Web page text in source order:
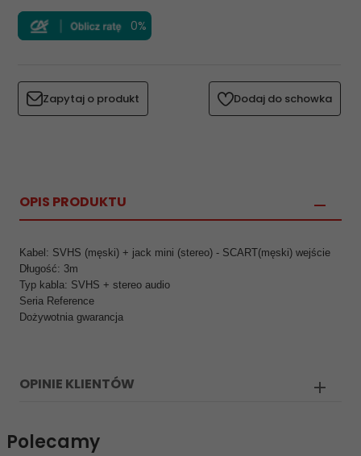
0%
Zapytaj o produkt Dodaj do schowka
OPIS PRODUKTU
Kabel: SVHS (męski) + jack mini (stereo) - SCART(męski) wejście
Długość: 3m
Typ kabla: SVHS + stereo audio
Seria Reference
Dożywotnia gwarancja
OPINIE KLIENTÓW
Polecamy